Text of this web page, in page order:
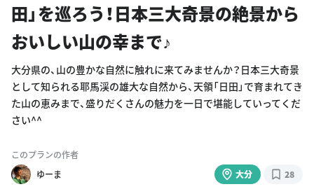
田」を巡ろう！日本三大奇景の絶景から
おいしい山の幸まで♪
大分県の、山の豊かな自然に触れに来てみませんか？日本三大奇景
として知られる耶馬渓の雄大な自然から、天領「日田」で育まれてき
た山の恵みまで、盛りだくさんの魅力を一日で堪能していってくだ
さい^^
このプランの作者
ゆーま
大分 28